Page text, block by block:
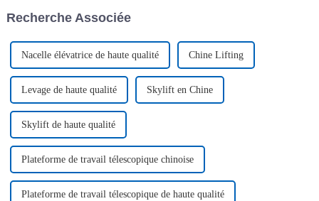
diversifiée…
Recherche Associée
Nacelle élévatrice de haute qualité Chine Lifting
Levage de haute qualité Skylift en Chine
Skylift de haute qualité
Plateforme de travail télescopique chinoise
Plateforme de travail télescopique de haute qualité